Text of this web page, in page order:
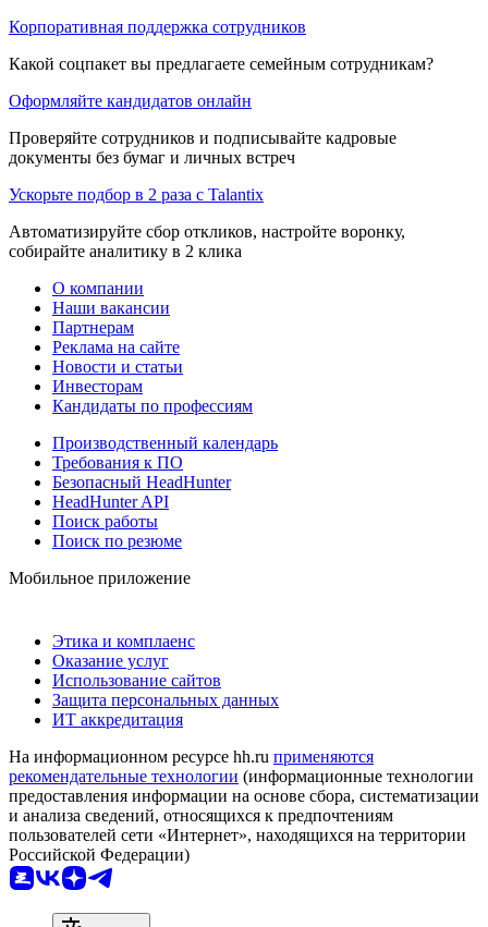
Корпоративная поддержка сотрудников
Какой соцпакет вы предлагаете семейным сотрудникам?
Оформляйте кандидатов онлайн
Проверяйте сотрудников и подписывайте кадровые
документы без бумаг и личных встреч
Ускорьте подбор в 2 раза с Talantix
Автоматизируйте сбор откликов, настройте воронку,
собирайте аналитику в 2 клика
О компании
Наши вакансии
Партнерам
Реклама на сайте
Новости и статьи
Инвесторам
Кандидаты по профессиям
Производственный календарь
Требования к ПО
Безопасный HeadHunter
HeadHunter API
Поиск работы
Поиск по резюме
Мобильное приложение
Этика и комплаенс
Оказание услуг
Использование сайтов
Защита персональных данных
ИТ аккредитация
На информационном ресурсе hh.ru применяются
рекомендательные технологии (информационные технологии
предоставления информации на основе сбора, систематизации
и анализа сведений, относящихся к предпочтениям
пользователей сети «Интернет», находящихся на территории
Российской Федерации)